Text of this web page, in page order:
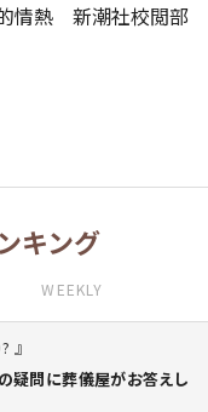
情熱 新潮社校閲部
キング
WEEKLY
疑問に葬儀屋がお答えし